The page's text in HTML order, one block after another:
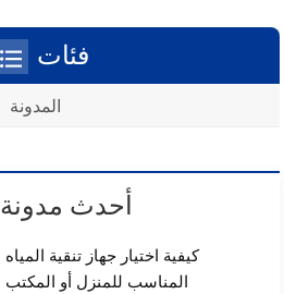
فئات
المدونة
أحدث مدونة
كيفية اختيار جهاز تنقية المياه
المناسب للمنزل أو المكتب